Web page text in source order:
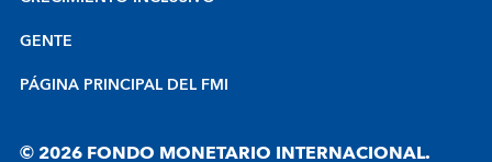
GENTE
PÁGINA PRINCIPAL DEL FMI
© 2026 FONDO MONETARIO INTERNACIONAL.